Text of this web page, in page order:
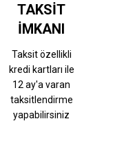
TAKSİT
İMKANI
Taksit özellikli
kredi kartları ile
12 ay'a varan
taksitlendirme
yapabilirsiniz